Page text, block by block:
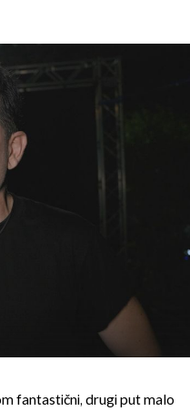
fantastični, drugi put malo